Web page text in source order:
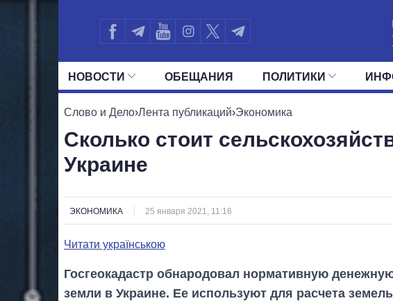
НОВОСТИ ОБЕЩАНИЯ ПОЛИТИКИ
ВСЕ ПОЛИТИКИ ПРЕЗИДЕНТ И ОФИС
Слово и Дело›Лента публикаций›Экономика
Сколько стоит
Украине
ЭКОНОМИКА 25 января 2021, 11:16
Читати українською
Госгеокадастр обнародовал нормативную
земли в Украине. Ее используют для расчета